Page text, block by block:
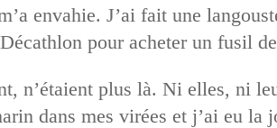
envahie. J’ai fait une
pour acheter un fusil
n’étaient plus là. Ni elles, ni
dans mes virées et j’ai eu la